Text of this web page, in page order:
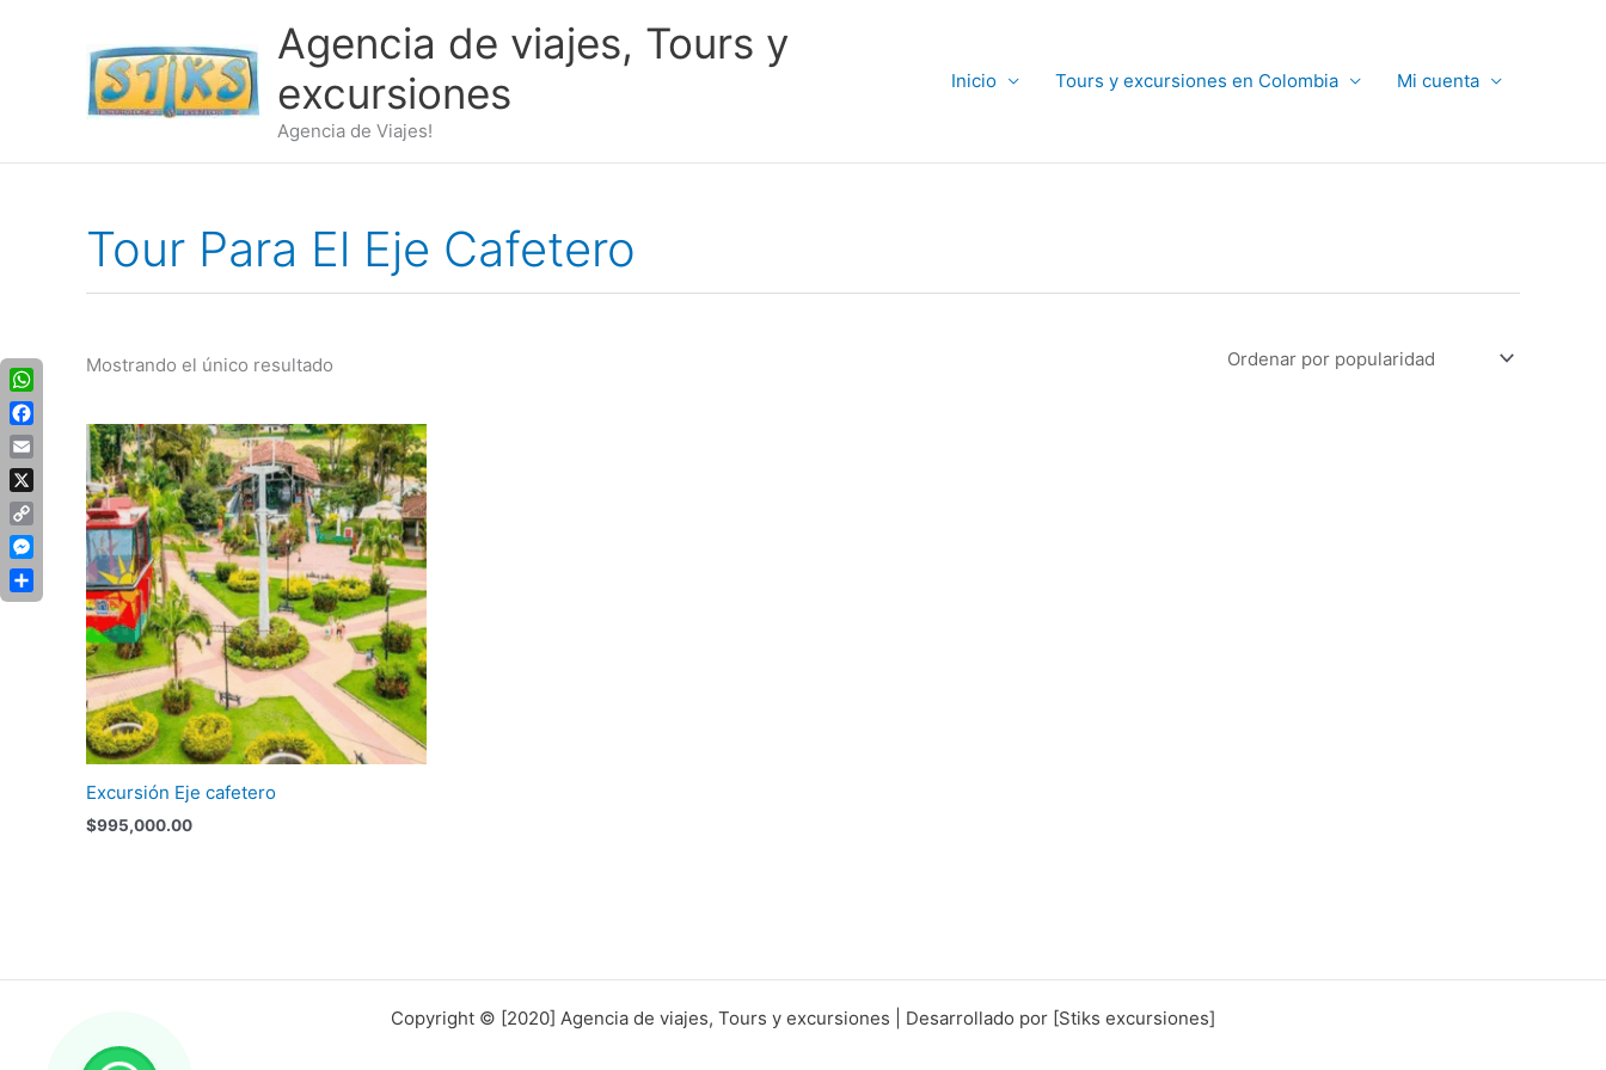
Agencia de viajes, Tours y
excursiones
Agencia de Viajes!
Inicio Tours y excursiones en Colombia Mi cuenta
Tour Para El Eje Cafetero
Mostrando el único resultado
Excursión Eje cafetero
$995,000.00
Copyright © [2020] Agencia de viajes, Tours y excursiones | Desarrollado por [Stiks excursiones]
WhatsApp
Facebook
Email
X
Copy
Link
Messenger
Compartir